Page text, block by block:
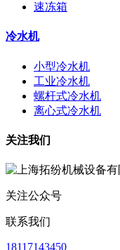
速冻箱
冷水机
小型冷水机
工业冷水机
螺杆式冷水机
离心式冷水机
关注我们
关注公众号
联系我们
18117143450